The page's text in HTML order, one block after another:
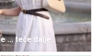
... teče dalje